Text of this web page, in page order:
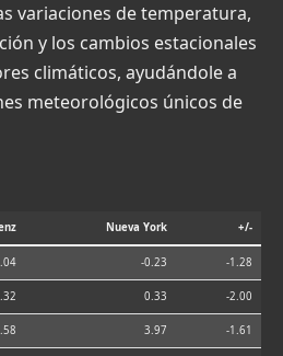
variaciones de temperatura,
y los cambios estacionales
climáticos, ayudándole a
meteorológicos únicos de
Nueva York +/-
-0.23 -1.28
0.33 -2.00
3.97 -1.61